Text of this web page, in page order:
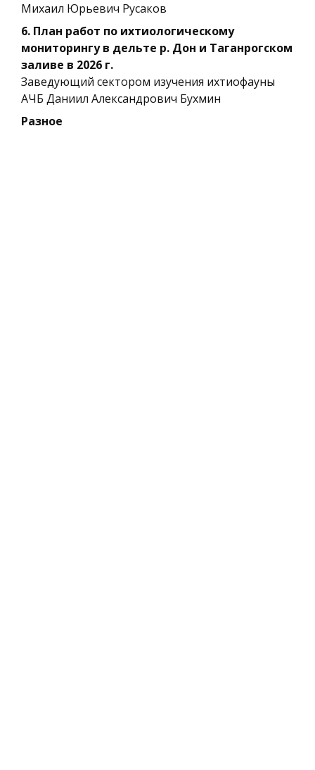
Михаил Юрьевич Русаков
6. План работ по ихтиологическому
мониторингу в дельте р. Дон и Таганрогском
заливе в 2026 г.
Заведующий сектором изучения ихтиофауны
АЧБ Даниил Александрович Бухмин
Разное